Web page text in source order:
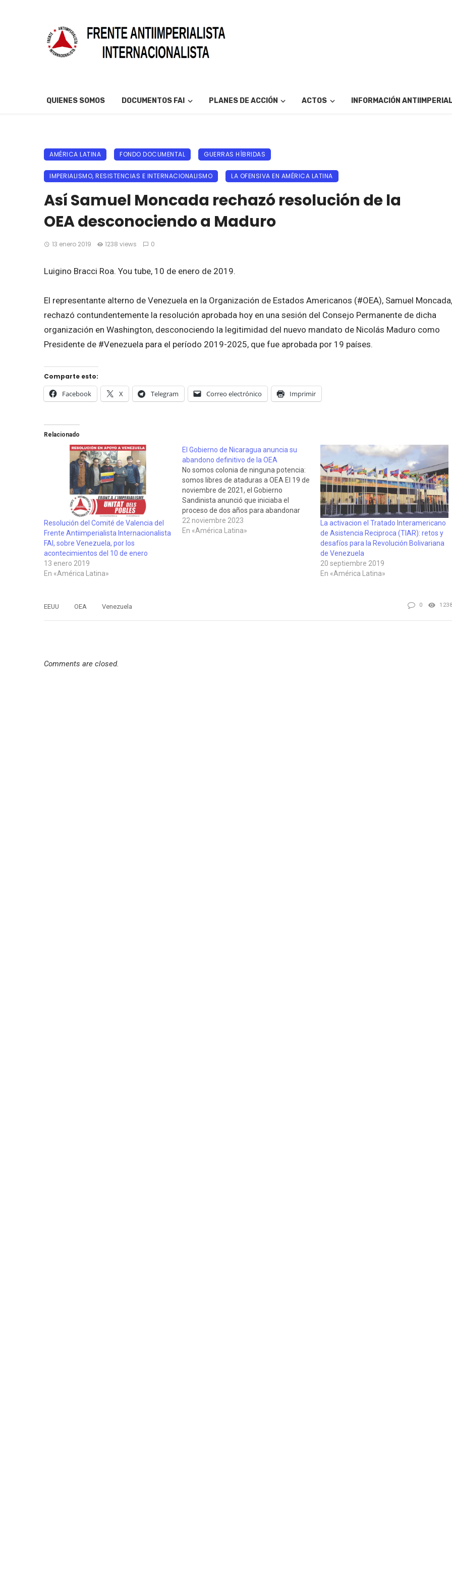
QUIENES SOMOS DOCUMENTOS FAI PLANES DE ACCIÓN ACTOS INFORMACIÓN
AMÉRICA LATINA FONDO DOCUMENTAL GUERRAS HÍBRIDAS
IMPERIALISMO, RESISTENCIAS E INTERNACIONALISMO LA OFENSIVA EN AMÉRICA LATINA
Así Samuel Moncada rechazó resolución de la
OEA desconociendo a Maduro
13 enero 2019 1238 views 0
Luigino Bracci Roa. You tube, 10 de enero de 2019.
El representante alterno de Venezuela en la Organización de Estados Americanos (#OEA), Samuel Moncada,
rechazó contundentemente la resolución aprobada hoy en una sesión del Consejo Permanente de dicha
organización en Washington, desconociendo la legitimidad del nuevo mandato de Nicolás Maduro como
Presidente de #Venezuela para el período 2019-2025, que fue aprobada por 19 países.
Comparte esto:
Facebook X Telegram Correo electrónico Imprimir
Relacionado
Resolución del Comité de Valencia del
Frente Antiimperialista Internacionalista
FAI, sobre Venezuela, por los
acontecimientos del 10 de enero
13 enero 2019
En «América Latina»
El Gobierno de Nicaragua anuncia su
abandono definitivo de la OEA
No somos colonia de ninguna potencia:
somos libres de ataduras a OEA El 19 de
noviembre de 2021, el Gobierno
Sandinista anunció que iniciaba el
proceso de dos años para abandonar
definitivamente la OEA, el Ministerio de
Colonias de Estados Unidos. Este
22 noviembre 2023
En «América Latina»
La activacion el Tratado Interamericano
de Asistencia Reciproca (TIAR): retos y
desafíos para la Revolución Bolivariana
de Venezuela
20 septiembre 2019
En «América Latina»
EEUU OEA Venezuela 0 1238
Comments are closed.